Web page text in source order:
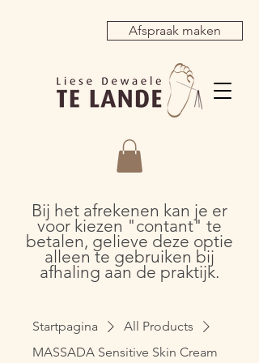
Afspraak maken
Bij het afrekenen kan je er
voor kiezen "contant" te
betalen, gelieve deze optie
alleen te gebruiken bij
afhaling aan de praktijk.
Startpagina
All Products
MASSADA Sensitive Skin Cream